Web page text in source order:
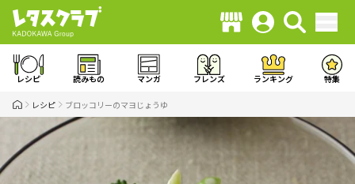
レシピ 読みもの マンガ フレンズ ランキング 特集
レシピ ブロッコリーのマヨじょうゆ